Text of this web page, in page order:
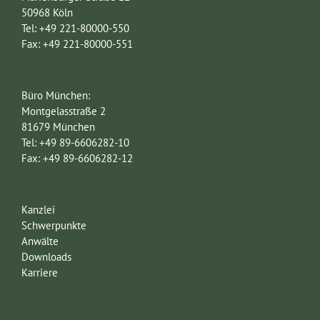
50968 Köln
Tel: +49 221-80000-550
Fax: +49 221-80000-551
Büro München:
Montgelasstraße 2
81679 München
Tel: +49 89-6606282-10
Fax: +49 89-6606282-12
Kanzlei
Schwerpunkte
Anwälte
Downloads
Karriere